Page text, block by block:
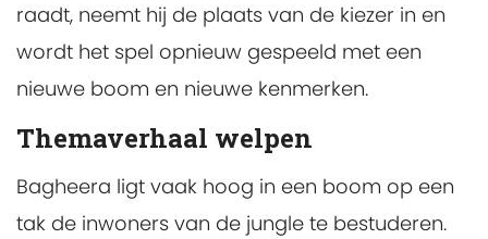
raadt, neemt hij de plaats van de kiezer in en
wordt het spel opnieuw gespeeld met een
nieuwe boom en nieuwe kenmerken.
Themaverhaal welpen
Bagheera ligt vaak hoog in een boom op een
tak de inwoners van de jungle te bestuderen.